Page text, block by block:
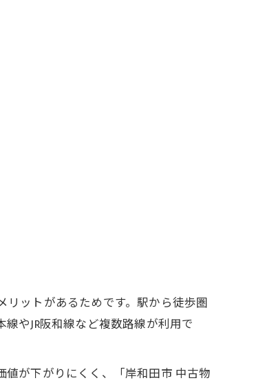
ットがあるためです。駅から徒歩圏
やJR阪和線など複数路線が利用で
が下がりにくく、「岸和田市 中古物